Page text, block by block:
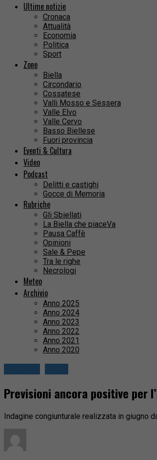
Ultime notizie
Cronaca
Attualità
Economia
Politica
Sport
Zone
Biella
Circondario
Cossatese
Valli Mosso e Sessera
Valle Elvo
Valle Cervo
Basso Biellese
Fuori provincia
Eventi & Cultura
Video
Podcast
Delitti e castighi
Gocce di Memoria
Rubriche
Gli Sbiellati
La Biella che piaceVa
Pausa Caffè
Opinioni
Sale & Pepe
Tra le righe
Necrologi
Meteo
Archivio
Anno 2025
Anno 2024
Anno 2023
Anno 2022
Anno 2021
Anno 2020
Previsioni ancora positive per
Indagine congiunturale realizzata in giugno